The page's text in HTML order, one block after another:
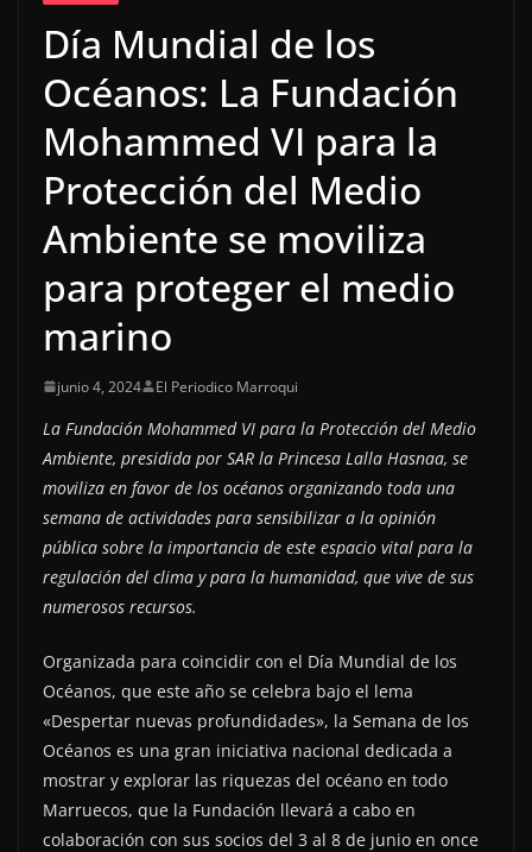
Día Mundial de los
Océanos: La Fundación
Mohammed VI para la
Protección del Medio
Ambiente se moviliza
para proteger el medio
marino
junio 4, 2024 El Periodico Marroqui
La Fundación Mohammed VI para la Protección del Medio
Ambiente, presidida por SAR la Princesa Lalla Hasnaa, se
moviliza en favor de los océanos organizando toda una
semana de actividades para sensibilizar a la opinión
pública sobre la importancia de este espacio vital para la
regulación del clima y para la humanidad, que vive de sus
numerosos recursos.
Organizada para coincidir con el Día Mundial de los
Océanos, que este año se celebra bajo el lema
«Despertar nuevas profundidades», la Semana de los
Océanos es una gran iniciativa nacional dedicada a
mostrar y explorar las riquezas del océano en todo
Marruecos, que la Fundación llevará a cabo en
colaboración con sus socios del 3 al 8 de junio en once